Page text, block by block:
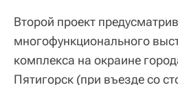
Второй проект
многофункционального
комплекса на окраине
Пятигорск (при въезде со